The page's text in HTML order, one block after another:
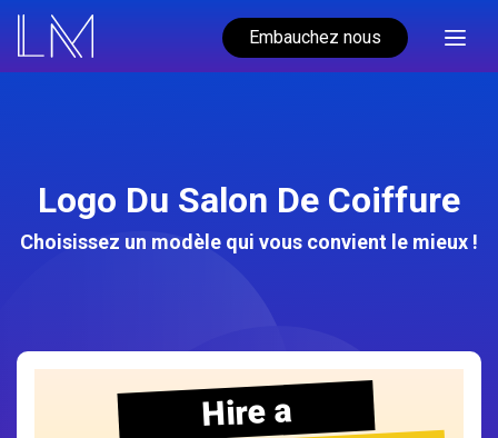
Embauchez nous
Logo Du Salon De Coiffure
Choisissez un modèle qui vous convient le mieux !
Hire a